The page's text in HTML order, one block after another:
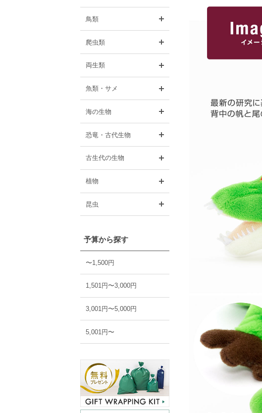
鳥類
爬虫類
両生類
魚類・サメ
海の生物
恐竜・古代生物
古生代の生物
植物
昆虫
予算から探す
〜1,500円
1,501円〜3,000円
3,001円〜5,000円
5,001円〜